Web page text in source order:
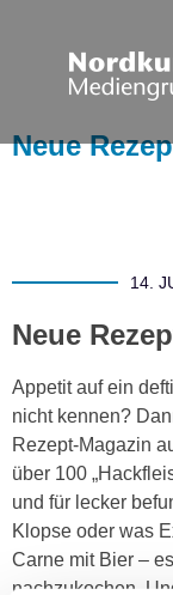
Neue
14.
Neue
Appetit auf ein
nicht kennen?
Rezept-Magazin
über 100
und für lecker
Klopse oder was
Carne mit Bier –
nachzukochen.